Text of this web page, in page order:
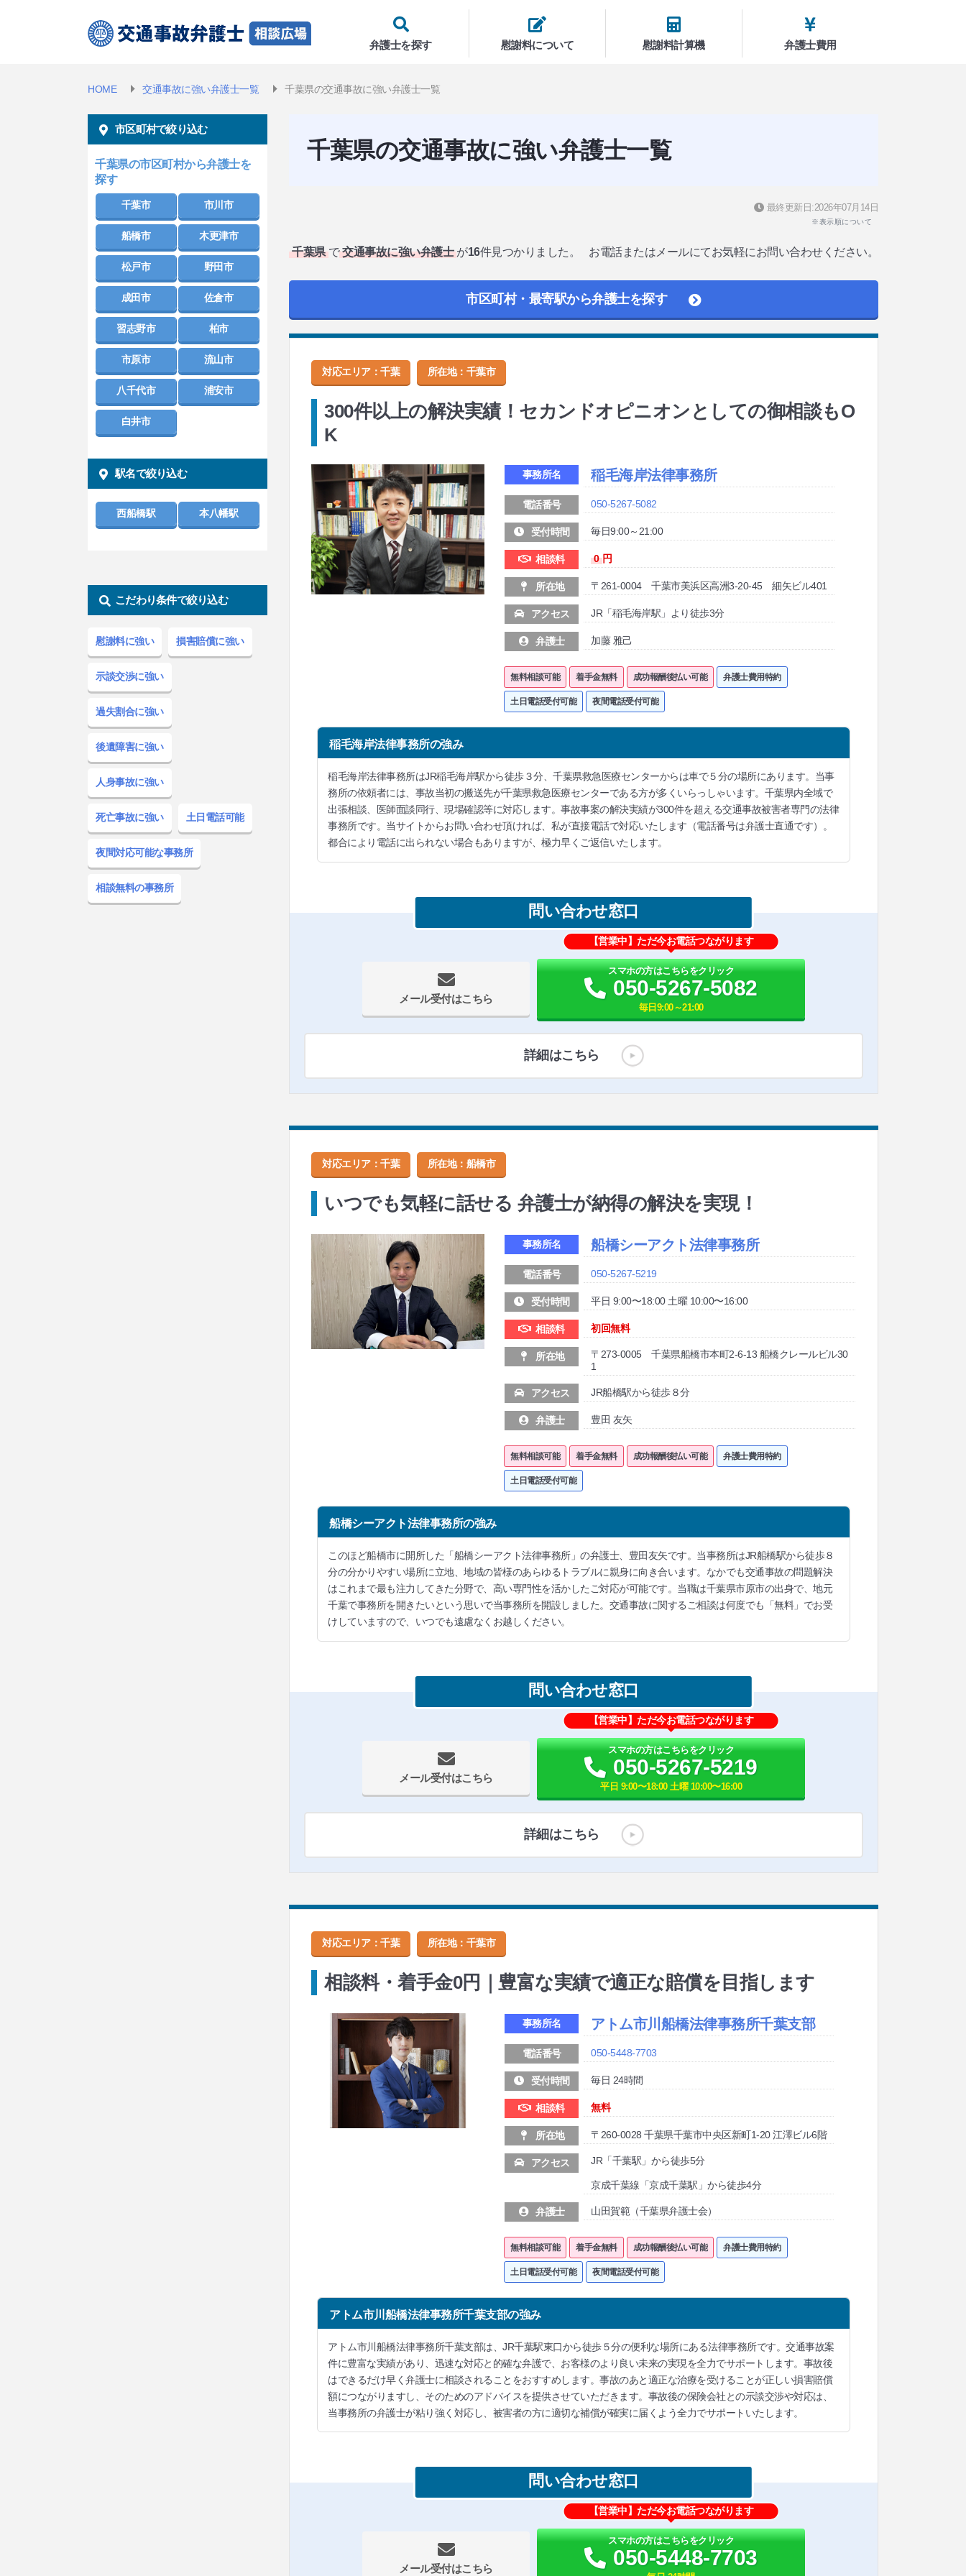
弁護士を探す 慰謝料について 慰謝料計算機 弁護士費用
HOME 交通事故に強い弁護士一覧 千葉県の交通事故に強い弁護士一覧
千葉県の交通事故に強い弁護士一覧
最終更新日:2026年07月14日
※表示順について
千葉県 で 交通事故に強い弁護士 が16件見つかりました。 お電話またはメールにてお気軽にお問い合わせください。
市区町村・最寄駅から弁護士を探す
対応エリア：千葉 所在地： 千葉市
300件以上の解決実績！セカンドオピニオンとしての御相談もO
K
事務所名 稲毛海岸法律事務所
電話番号 050-5267-5082
受付時間 毎日9:00～21:00
相談料 0 円
所在地 〒261-0004 千葉市美浜区高洲3-20-45 細矢ビル401
アクセス JR「稲毛海岸駅」より徒歩3分
弁護士 加藤 雅己
無料相談可能 着手金無料 成功報酬後払い可能 弁護士費用特約
土日電話受付可能 夜間電話受付可能
稲毛海岸法律事務所の強み
稲毛海岸法律事務所はJR稲毛海岸駅から徒歩３分、千葉県救急医療センターからは車で５分の場所にあります。当事
務所の依頼者には、事故当初の搬送先が千葉県救急医療センターである方が多くいらっしゃいます。千葉県内全域で
出張相談、医師面談同行、現場確認等に対応します。事故事案の解決実績が300件を超える交通事故被害者専門の法律
事務所です。当サイトからお問い合わせ頂ければ、私が直接電話で対応いたします（電話番号は弁護士直通です）。
都合により電話に出られない場合もありますが、極力早くご返信いたします。
問い合わせ窓口
メール受付はこちら
【営業中】ただ今お電話つながります
スマホの方はこちらをクリック
050-5267-5082
毎日9:00～21:00
詳細はこちら
対応エリア：千葉 所在地： 船橋市
いつでも気軽に話せる 弁護士が納得の解決を実現！
事務所名 船橋シーアクト法律事務所
電話番号 050-5267-5219
受付時間 平日 9:00〜18:00 土曜 10:00〜16:00
相談料 初回無料
所在地
〒273-0005 千葉県船橋市本町2-6-13 船橋クレールビル30
1
アクセス JR船橋駅から徒歩８分
弁護士 豊田 友矢
無料相談可能 着手金無料 成功報酬後払い可能 弁護士費用特約
土日電話受付可能
船橋シーアクト法律事務所の強み
このほど船橋市に開所した「船橋シーアクト法律事務所」の弁護士、豊田友矢です。当事務所はJR船橋駅から徒歩８
分の分かりやすい場所に立地、地域の皆様のあらゆるトラブルに親身に向き合います。なかでも交通事故の問題解決
はこれまで最も注力してきた分野で、高い専門性を活かしたご対応が可能です。当職は千葉県市原市の出身で、地元
千葉で事務所を開きたいという思いで当事務所を開設しました。交通事故に関するご相談は何度でも「無料」でお受
けしていますので、いつでも遠慮なくお越しください。
問い合わせ窓口
メール受付はこちら
【営業中】ただ今お電話つながります
スマホの方はこちらをクリック
050-5267-5219
平日 9:00〜18:00 土曜 10:00〜16:00
詳細はこちら
対応エリア：千葉 所在地： 千葉市
相談料・着手金0円｜豊富な実績で適正な賠償を目指します
事務所名 アトム市川船橋法律事務所千葉支部
電話番号 050-5448-7703
受付時間 毎日 24時間
相談料 無料
所在地 〒260-0028 千葉県千葉市中央区新町1-20 江澤ビル6階
アクセス JR「千葉駅」から徒歩5分
京成千葉線「京成千葉駅」から徒歩4分
弁護士 山田賀範（千葉県弁護士会）
無料相談可能 着手金無料 成功報酬後払い可能 弁護士費用特約
土日電話受付可能 夜間電話受付可能
アトム市川船橋法律事務所千葉支部の強み
アトム市川船橋法律事務所千葉支部は、JR千葉駅東口から徒歩５分の便利な場所にある法律事務所です。交通事故案
件に豊富な実績があり、迅速な対応と的確な弁護で、お客様のより良い未来の実現を全力でサポートします。事故後
はできるだけ早く弁護士に相談されることをおすすめします。事故のあと適正な治療を受けることが正しい損害賠償
額につながりますし、そのためのアドバイスを提供させていただきます。事故後の保険会社との示談交渉や対応は、
当事務所の弁護士が粘り強く対応し、被害者の方に適切な補償が確実に届くよう全力でサポートいたします。
問い合わせ窓口
メール受付はこちら
【営業中】ただ今お電話つながります
スマホの方はこちらをクリック
050-5448-7703
市区町村で絞り込む
千葉県の市区町村から弁護士を
探す
千葉市 市川市
船橋市 木更津市
松戸市 野田市
成田市 佐倉市
習志野市 柏市
市原市 流山市
八千代市 浦安市
白井市
駅名で絞り込む
西船橋駅 本八幡駅
こだわり条件で絞り込む
慰謝料に強い 損害賠償に強い
示談交渉に強い
過失割合に強い
後遺障害に強い
人身事故に強い
死亡事故に強い 土日電話可能
夜間対応可能な事務所
相談無料の事務所